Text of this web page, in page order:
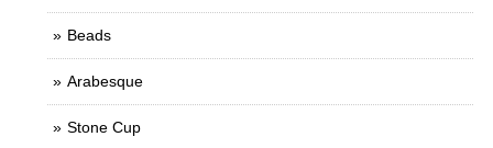
Beads
Arabesque
Stone Cup